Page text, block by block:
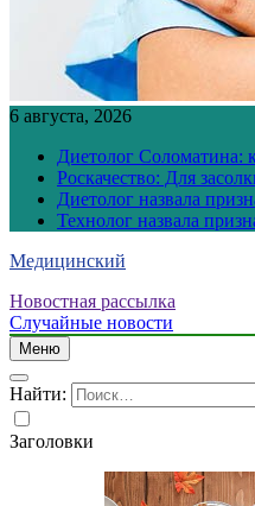
6 августа, 2026
Диетолог Соломатина:
Роскачество: Для
Диетолог назвала
Технолог назвала
Медицинский
Новостная рассылка
Случайные новости
Меню
Найти:
Заголовки